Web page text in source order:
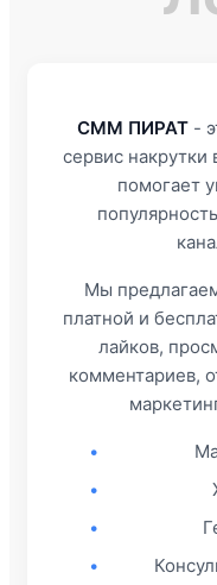
СММ ПИРАТ-
сервис накрутки
помогает
Мы
платной и
лайков,
комментариев,
•
•
•
•